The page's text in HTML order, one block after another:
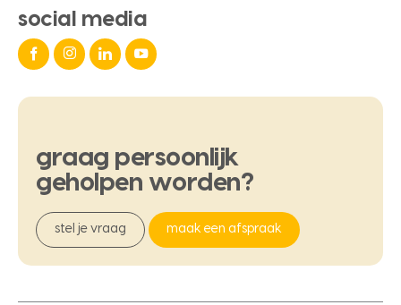
social media
graag persoonlijk
geholpen worden?
stel je vraag maak een afspraak